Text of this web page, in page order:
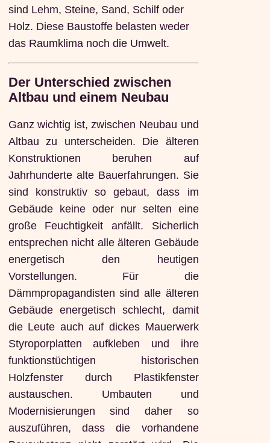
sind Lehm, Steine, Sand, Schilf oder
Holz. Diese Baustoffe belasten weder
das Raumklima noch die Umwelt.
Der Unterschied zwischen
Altbau und einem Neubau
Ganz wichtig ist, zwischen Neubau und
Altbau zu unterscheiden. Die älteren
Konstruktionen beruhen auf
Jahrhunderte alte Bauerfahrungen. Sie
sind konstruktiv so gebaut, dass im
Gebäude keine oder nur selten eine
große Feuchtigkeit anfällt. Sicherlich
entsprechen nicht alle älteren Gebäude
energetisch den heutigen
Vorstellungen. Für die
Dämmpropagandisten sind alle älteren
Gebäude energetisch schlecht, damit
die Leute auch auf dickes Mauerwerk
Styroporplatten aufkleben und ihre
funktionstüchtigen historischen
Holzfenster durch Plastikfenster
austauschen. Umbauten und
Modernisierungen sind daher so
auszuführen, dass die vorhandene